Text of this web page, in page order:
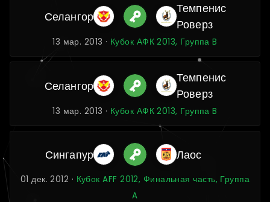
Селангор
Темпенис
Роверз
13 мар. 2013 · Кубок АФК 2013, Группа B
Селангор
Темпенис
Роверз
13 мар. 2013 · Кубок АФК 2013, Группа B
Сингапур Лаос
01 дек. 2012 · Кубок AFF 2012, Финальная часть, Группа
A